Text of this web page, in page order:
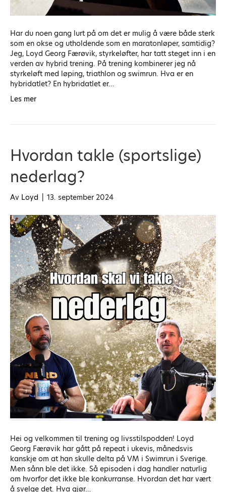
Har du noen gang lurt på om det er mulig å være både sterk
som en okse og utholdende som en maratonløper, samtidig?
Jeg, Loyd Georg Færøvik, styrkeløfter, har tatt steget inn i en
verden av hybrid trening. På trening kombinerer jeg nå
styrkeløft med løping, triathlon og swimrun. Hva er en
hybridatlet? En hybridatlet er…
Les mer
Hvordan takle (sportslige)
nederlag?
Av Loyd 13. september 2024
Hei og velkommen til trening og livsstilspodden! Loyd
Georg Færøvik har gått på repeat i ukevis, månedsvis
kanskje om at han skulle delta på VM i Swimrun i Sverige.
Men sånn ble det ikke. Så episoden i dag handler naturlig
om hvorfor det ikke ble konkurranse. Hvordan det har vært
å svelge det. Hva gjør…